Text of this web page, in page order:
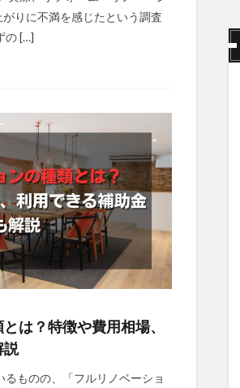
りに不満を感じたという調査
の […]
は？特徴や費用相場、
説
るものの、「フルリノベーショ